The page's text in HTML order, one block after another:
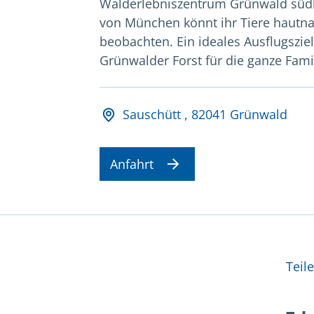
Walderlebniszentrum Grünwald
von München könnt ihr Tiere
beobachten. Ein ideales
Grünwalder Forst für die ganze
Adresse und
Sauschütt , 82041 Grünwald
Anfahrt